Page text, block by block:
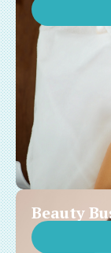
Beauty